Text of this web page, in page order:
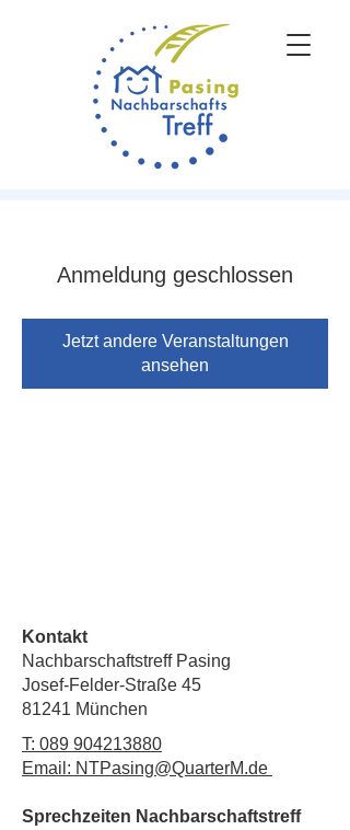
Anmeldung geschlossen
Jetzt andere Veranstaltungen
ansehen
Kontakt
Nachbarschaftstreff Pasing
Josef-Felder-Straße 45
81241 München
T: 089 904213880
Email: NTPasing@QuarterM.de
Sprechzeiten Nachbarschaftstreff